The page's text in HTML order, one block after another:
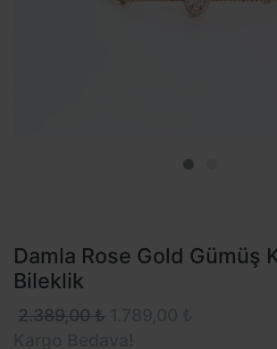
Damla Rose Gold Gümüş
Bileklik
2.389,00 ₺